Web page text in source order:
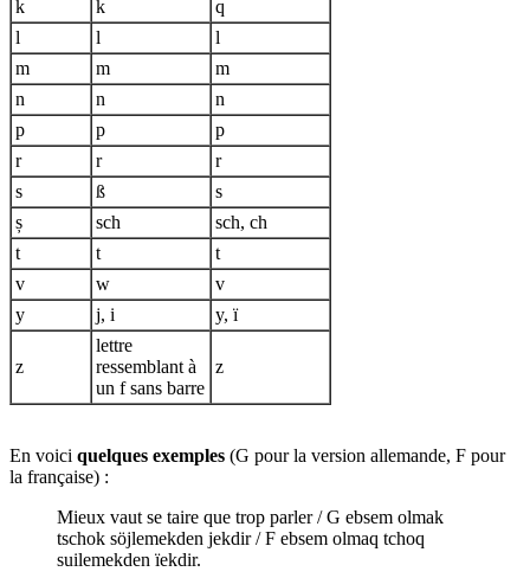
k
k
q
l
l
l
m
m
m
n
n
n
p
p
p
r
r
r
s
ß
s
ș
sch
sch, ch
t
t
t
v
w
v
y
j, i y, ï
z
lettre
ressemblant à
un f sans barre
z
En voici quelques exemples (G pour la version allemande, F pour
la française) :
Mieux vaut se taire que trop parler / G ebsem olmak
tschok söjlemekden jekdir / F ebsem olmaq tchoq
suilemekden ïekdir.